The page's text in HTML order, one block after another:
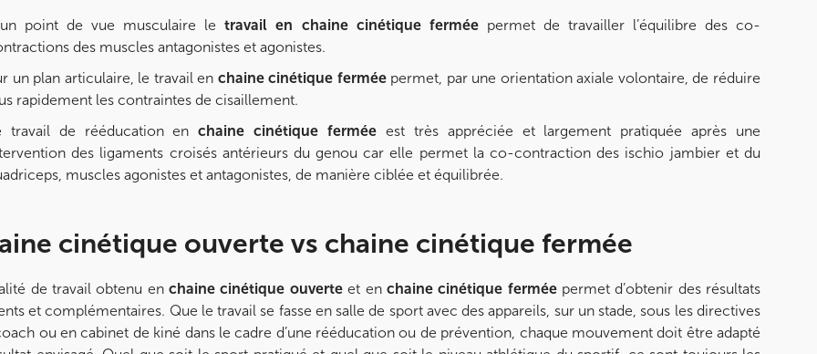
point de vue musculaire letravail en chaine cinétique ferméepermet de travailler l’équilibre des co-
des muscles antagonistes et agonistes.
un plan articulaire, le travail en chaine cinétique fermée permet, par une orientation axiale volontaire, de réduire
rapidement les contraintes de cisaillement.
travail de rééducation enchaine cinétique fermée est très appréciée et largement pratiquée après une
des ligaments croisés antérieurs du genou car elle permet la co-contraction des ischio jambier et du
muscles agonistes et antagonistes, de manière ciblée et équilibrée.
cinétique ouverte vs chaine cinétique fermée
de travail obtenu enchaine cinétique ouverteet en chaine cinétique ferméepermet d’obtenir des résultats
et complémentaires. Que le travail se fasse en salle de sport avec des appareils, sur un stade, sous les directives
ou en cabinet de kiné dans le cadre d’une rééducation ou de prévention, chaque mouvement doit être adapté